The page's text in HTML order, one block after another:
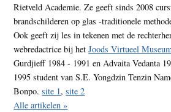
Rietveld Academie. Ze geeft sinds 2008
brandschilderen op glas -traditionele
Ook geeft zij les in tekenen met de
webredactrice bij hetJoods Virtueel
Gurdjieff 1984 - 1991 en Advaita Vedanta
1995 student van S.E. Yongdzin Tenzin
Bonpo.site 1,site 2
Alle artikelen »